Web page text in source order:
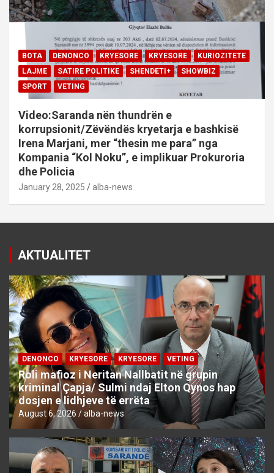
BOTA DENONCO KRYESORE KRYESORE
KURIOZITETE
LAJME
SATIRE POLITIKE SHENDETI+
SHOWBIZ
SPORT
VETING
Video:Saranda nën thundrën e
korrupsionit/Zëvëndës kryetarja e bashkisë
Irena Marjani, mer “thesin me para” nga
Kompania “Kol Noku”, e implikuar Prokuroria
dhe Policia
January 28, 2025 alba-news
AKTUALITET
DENONCO KRYESORE KRYESORE VETING
Roli mafioz i Neritan Nallbatit në grupin
kriminal Çapja/ Sulmi ndaj Elton Qynos hap
dosjen e lidhjeve të errëta
August 6, 2026 alba-news